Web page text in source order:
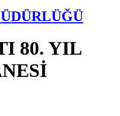
80. YIL